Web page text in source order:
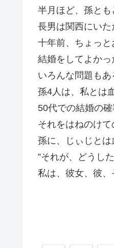
半月ほど、孫とも
長男は関西にいた
十年前、ちょっと
結婚をしてよかっ
いろんな問題も
孫4人は、私とは
50代での結婚の
それをはねのけて
孫に、じぃじとは
”それが、どうし
私は、彼女、彼、